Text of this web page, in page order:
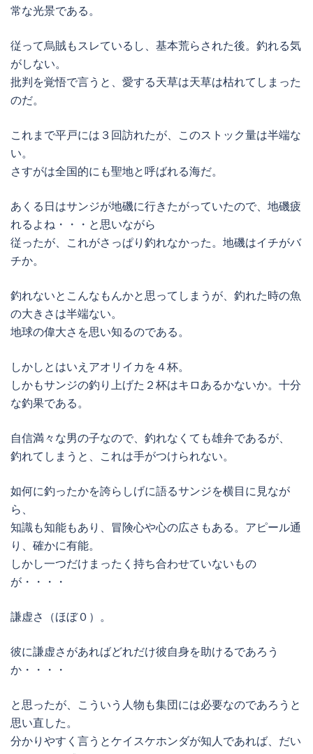
常な光景である。
従って烏賊もスレているし、基本荒らされた後。釣れる気
がしない。
批判を覚悟で言うと、愛する天草は天草は枯れてしまった
のだ。
これまで平戸には３回訪れたが、このストック量は半端な
い。
さすがは全国的にも聖地と呼ばれる海だ。
あくる日はサンジが地磯に行きたがっていたので、地磯疲
れるよね・・・と思いながら
従ったが、これがさっぱり釣れなかった。地磯はイチがバ
チか。
釣れないとこんなもんかと思ってしまうが、釣れた時の魚
の大きさは半端ない。
地球の偉大さを思い知るのである。
しかしとはいえアオリイカを４杯。
しかもサンジの釣り上げた２杯はキロあるかないか。十分
な釣果である。
自信満々な男の子なので、釣れなくても雄弁であるが、
釣れてしまうと、これは手がつけられない。
如何に釣ったかを誇らしげに語るサンジを横目に見なが
ら、
知識も知能もあり、冒険心や心の広さもある。アピール通
り、確かに有能。
しかし一つだけまったく持ち合わせていないもの
が・・・・
謙虚さ（ほぼ０）。
彼に謙虚さがあればどれだけ彼自身を助けるであろう
か・・・・
と思ったが、こういう人物も集団には必要なのであろうと
思い直した。
分かりやすく言うとケイスケホンダが知人であれば、だい